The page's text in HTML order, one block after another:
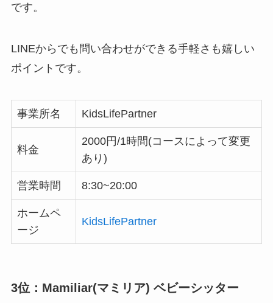
です。
LINEからでも問い合わせができる手軽さも嬉しい
ポイントです。
事業所名 KidsLifePartner
料金
2000円/1時間(コースによって変更
あり)
営業時間 8:30~20:00
ホームペ
ージ
KidsLifePartner
3位：Mamiliar(マミリア) ベビーシッター